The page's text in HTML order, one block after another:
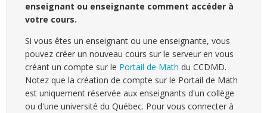
enseignant ou enseignante comment accéder à
votre cours.
Si vous êtes un enseignant ou une enseignante, vous
pouvez créer un nouveau cours sur le serveur en vous
créant un compte sur le Portail de Math du CCDMD.
Notez que la création de compte sur le Portail de Math
est uniquement réservée aux enseignants d'un collège
ou d'une université du Québec. Pour vous connecter à